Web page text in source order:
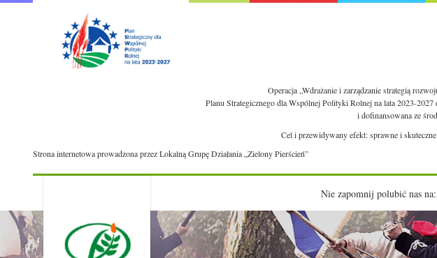
Operacja „Wdrażanie i zarządzanie strategią
Planu Strategicznego dla Wspólnej Polityki Rolnej na lata 2023-
i dofinansowana ze
Cel i przewidywany efekt: sprawne i
Strona internetowa prowadzona przez Lokalną Grupę Działania „Zielony Pierścień”
Nie zapomnij polubić nas na: